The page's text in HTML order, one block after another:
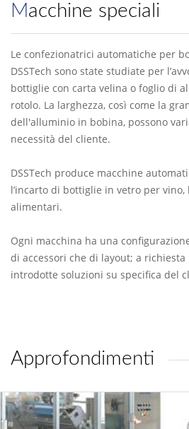
Macchine speciali
Le confezionatrici automatiche per
DSSTech sono state studiate per
bottiglie con carta velina o foglio di
rotolo. La larghezza, così come la
dell'alluminio in bobina, possono
necessità del cliente.
DSSTech produce macchine
l’incarto di bottiglie in vetro per
alimentari.
Ogni macchina ha una
di accessori che di layout; a richiesta
introdotte soluzioni su specifica del
Approfondimenti